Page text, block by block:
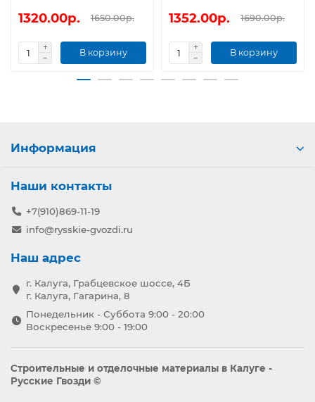
1320.00р. 1650.00р.
В корзину
1352.00р. 1690.00р.
В корзину
Информация
Наши контакты
+7(910)869-11-19
info@rysskie-gvozdi.ru
Наш адрес
г. Калуга, Грабцевское шоссе, 4Б
г. Калуга, Гагарина, 8
Понедельник - Суббота 9:00 - 20:00
Воскресенье 9:00 - 19:00
Строительные и отделочные материалы в Калуге -
Русские Гвозди ©